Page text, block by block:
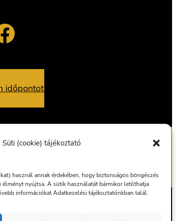
Süti (cookie) tájékoztató
használ annak érdekében, hogy biztonságos böngészés
nyújtsa. A sütik használatát bármikor letilthatja
információkat Adatkezelési tájékoztatónkban talál.
időpontot